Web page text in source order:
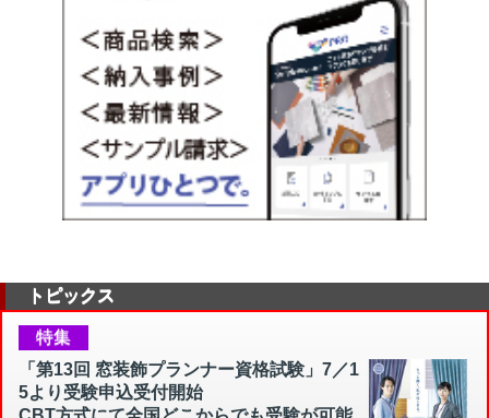
トピックス
特集
「第13回 窓装飾プランナー資格試験」7／1
5より受験申込受付開始